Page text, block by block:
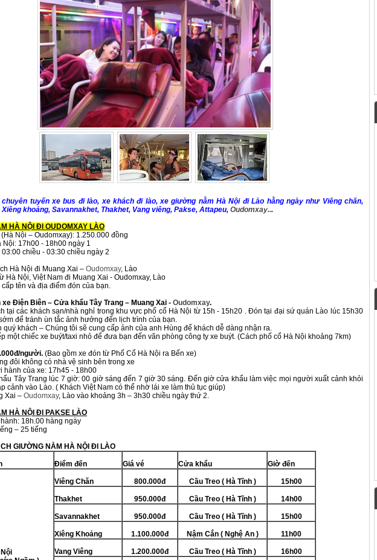
chuyên tuyến xe bus đi lào, xe khách đi lào, xe giường nằm Hà Nội đi Lào hằng ngày như Viêng chăn,
khoảng, Savannakhet, Thakhet, Vang viêng, Pakse, Attapeu, Oudomxay...
HÀ NỘI ĐI OUDOMXAY LÀO
Nội – Oudomxay): 1.250.000 đồng
Nội: 17h00 - 18h00 ngày 1
03:00 chiều - 03:30 chiều ngày 2
Hà Nội đi Muang Xai – Oudomxay, Lào
Hà Nội, Việt Nam đi Muang Xai - Oudomxay, Lào
tên và địa điểm đón của bạn.
xe Điện Biên – Cửa khẩu Tây Trang – Muang Xai - Oudomxay.
tại các khách sạn/nhà nghỉ trong khu vực phố cổ Hà Nội từ 15h - 15h20 . Đón tại đại sứ quán Lào lúc 15h30
để tránh ùn tắc ảnh hưởng đến lịch trình của bạn.
quý khách – Chúng tôi sẽ cung cấp ảnh của anh Hùng để khách dễ dàng nhận ra.
một chiếc xe buýt/taxi nhỏ để đưa bạn đến văn phòng công ty xe buýt. (Cách phố cổ Hà Nội khoảng 7km)
người. (Bao gồm xe đón từ Phố Cổ Hà Nội ra Bến xe)
đôi không có nhà vệ sinh bên trong xe
hành của xe: 17h45 - 18h00
Tây Trang lúc 7 giờ: 00 giờ sáng đến 7 giờ 30 sáng. Đến giờ cửa khẩu làm việc mọi người xuất cảnh khỏi
cảnh vào Lào. ( Khách Việt Nam có thể nhờ lái xe làm thủ tục giúp)
Xai – Oudomxay, Lào vào khoảng 3h – 3h30 chiều ngày thứ 2.
HÀ NỘI ĐI PAKSE LÀO
18h.00 hàng ngày
– 25 tiếng
GIƯỜNG NẰM HÀ NỘI ĐI LÀO
Điểm đến Giá vé Cửa khẩu Giờ đến
Nội
Viêng Chăn 800.000đ Cầu Treo ( Hà Tĩnh ) 15h00
Thakhet 950.000đ Cầu Treo ( Hà Tĩnh ) 14h00
Savannakhet 950.000đ Cầu Treo ( Hà Tĩnh ) 15h00
Xiêng Khoảng 1.100.000đ Nậm Cắn ( Nghệ An ) 11h00
Vang Viêng 1.200.000đ Cầu Treo ( Hà Tĩnh ) 16h00